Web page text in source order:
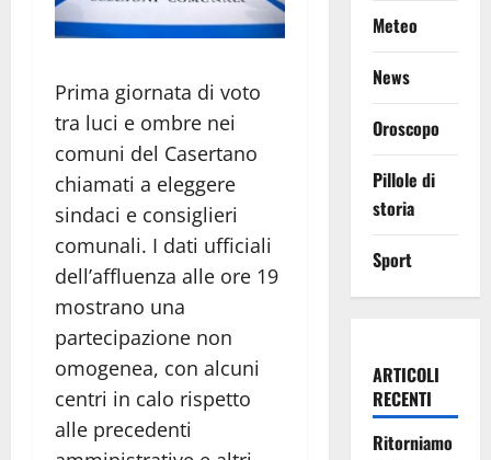
Prima giornata di voto
tra luci e ombre nei
comuni del Casertano
chiamati a eleggere
sindaci e consiglieri
comunali. I dati ufficiali
dell’affluenza alle ore 19
mostrano una
partecipazione non
omogenea, con alcuni
centri in calo rispetto
alle precedenti
Meteo
News
Oroscopo
Pillole di
storia
Sport
ARTICOLI
RECENTI
Ritorniamo